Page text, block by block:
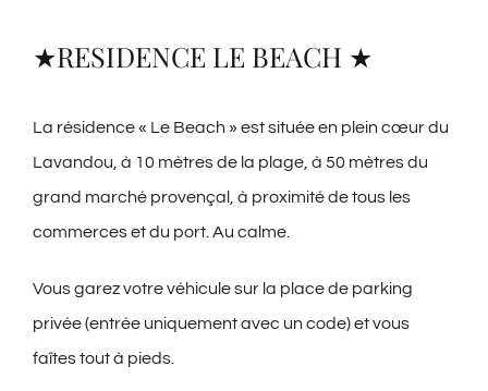
★RESIDENCE LE BEACH ★
La résidence « Le Beach » est située en plein cœur du
Lavandou, à 10 mètres de la plage, à 50 mètres du
grand marché provençal, à proximité de tous les
commerces et du port. Au calme.
Vous garez votre véhicule sur la place de parking
privée (entrée uniquement avec un code) et vous
faîtes tout à pieds.